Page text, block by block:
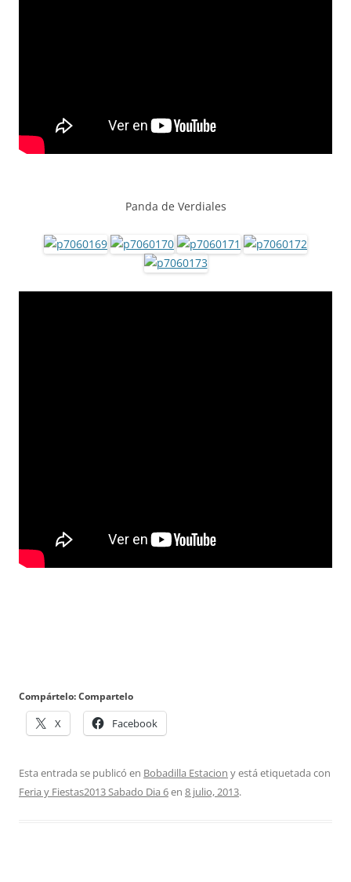
Panda de Verdiales
Compártelo: Compartelo
X Facebook
Esta entrada se publicó en Bobadilla Estacion y está etiquetada con
Feria y Fiestas2013 Sabado Dia 6en 8 julio, 2013.